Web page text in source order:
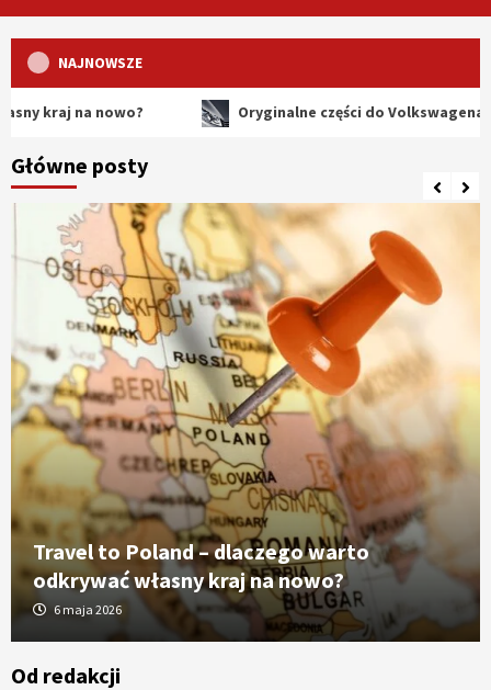
NAJNOWSZE
na nowo? Oryginalne części do Volkswagena –
Główne posty
Travel to Poland – dlaczego warto
odkrywać własny kraj na nowo?
6 maja 2026
Od redakcji